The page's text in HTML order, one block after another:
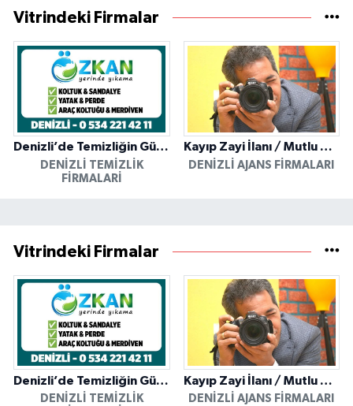
Vitrindeki Firmalar
Denizli’de Temizliğin Güvenilir Adresi: Özkan Yerinde Yıkama
DENIZLI TEMIZLIK
FIRMALARI
Kayıp Zayi İlanı / Mutlu Ajans / Denizli
DENIZLI AJANS FIRMALARI
Vitrindeki Firmalar
Denizli’de Temizliğin Güvenilir Adresi: Özkan Yerinde Yıkama
DENIZLI TEMIZLIK
Kayıp Zayi İlanı / Mutlu Ajans / Denizli
DENIZLI AJANS FIRMALARI